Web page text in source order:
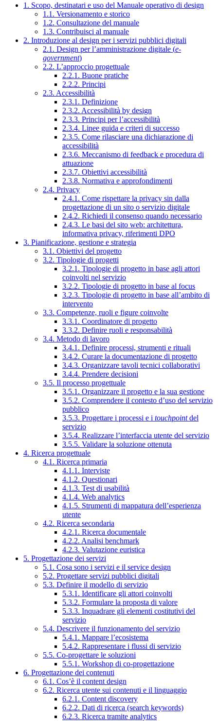
1. Scopo, destinatari e uso del Manuale operativo di design
1.1. Versionamento e storico
1.2. Consultazione del manuale
1.3. Contribuisci al manuale
2. Introduzione al design per i servizi pubblici digitali
2.1. Design per l’amministrazione digitale (e-
government)
2.2. L’approccio progettuale
2.2.1. Buone pratiche
2.2.2. Principi
2.3. Accessibilità
2.3.1. Definizione
2.3.2. Accessibilità by design
2.3.3. Principi per l’accessibilità
2.3.4. Linee guida e criteri di successo
2.3.5. Come rilasciare una dichiarazione di
accessibilità
2.3.6. Meccanismo di feedback e procedura di
attuazione
2.3.7. Obiettivi accessibilità
2.3.8. Normativa e approfondimenti
2.4. Privacy
2.4.1. Come rispettare la privacy sin dalla
progettazione di un sito o servizio digitale
2.4.2. Richiedi il consenso quando necessario
2.4.3. Le basi del sito web: architettura,
informativa privacy, riferimenti DPO
3. Pianificazione, gestione e strategia
3.1. Obiettivi del progetto
3.2. Tipologie di progetti
3.2.1. Tipologie di progetto in base agli attori
coinvolti nel servizio
3.2.2. Tipologie di progetto in base al focus
3.2.3. Tipologie di progetto in base all’ambito di
intervento
3.3. Competenze, ruoli e figure coinvolte
3.3.1. Coordinatore di progetto
3.3.2. Definire ruoli e responsabilità
3.4. Metodo di lavoro
3.4.1. Definire processi, strumenti e rituali
3.4.2. Curare la documentazione di progetto
3.4.3. Organizzare tavoli tecnici collaborativi
3.4.4. Prendere decisioni
3.5. Il processo progettuale
3.5.1. Organizzare il progetto e la sua gestione
3.5.2. Comprendere il contesto d’uso del servizio
pubblico
3.5.3. Progettare i processi e i touchpointdel
servizio
3.5.4. Realizzare l’interfaccia utente del servizio
3.5.5. Validare la soluzione ottenuta
4. Ricerca progettuale
4.1. Ricerca primaria
4.1.1. Interviste
4.1.2. Questionari
4.1.3. Test di usabilità
4.1.4. Web analytics
4.1.5. Strumenti di mappatura dell’esperienza
utente
4.2. Ricerca secondaria
4.2.1. Ricerca documentale
4.2.2. Analisi benchmark
4.2.3. Valutazione euristica
5. Progettazione dei servizi
5.1. Cosa sono i servizi e il service design
5.2. Progettare servizi pubblici digitali
5.3. Definire il modello di servizio
5.3.1. Identificare gli attori coinvolti
5.3.2. Formulare la proposta di valore
5.3.3. Inquadrare gli elementi costitutivi del
servizio
5.4. Descrivere il funzionamento del servizio
5.4.1. Mappare l’ecosistema
5.4.2. Rappresentare i flussi di servizio
5.5. Co-progettare le soluzioni
5.5.1. Workshop di co-progettazione
6. Progettazione dei contenuti
6.1. Cos’è il content design
6.2. Ricerca utente sui contenuti e il linguaggio
6.2.1. Content discovery
6.2.2. Dati di ricerca (search keywords)
6.2.3. Ricerca tramite analytics